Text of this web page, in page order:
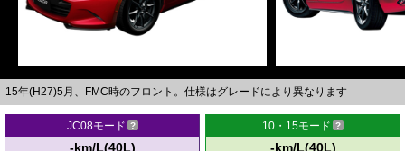
15年(H27)5月、FMC時のフロント。仕様はグレードにより異なります
JC08モード
-km/L(40L)
10・15モード
-km/L(40L)